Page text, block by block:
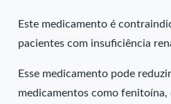
Este medicamento é
pacientes com insuficiência
Esse medicamento pode
medicamentos como fenitoína,